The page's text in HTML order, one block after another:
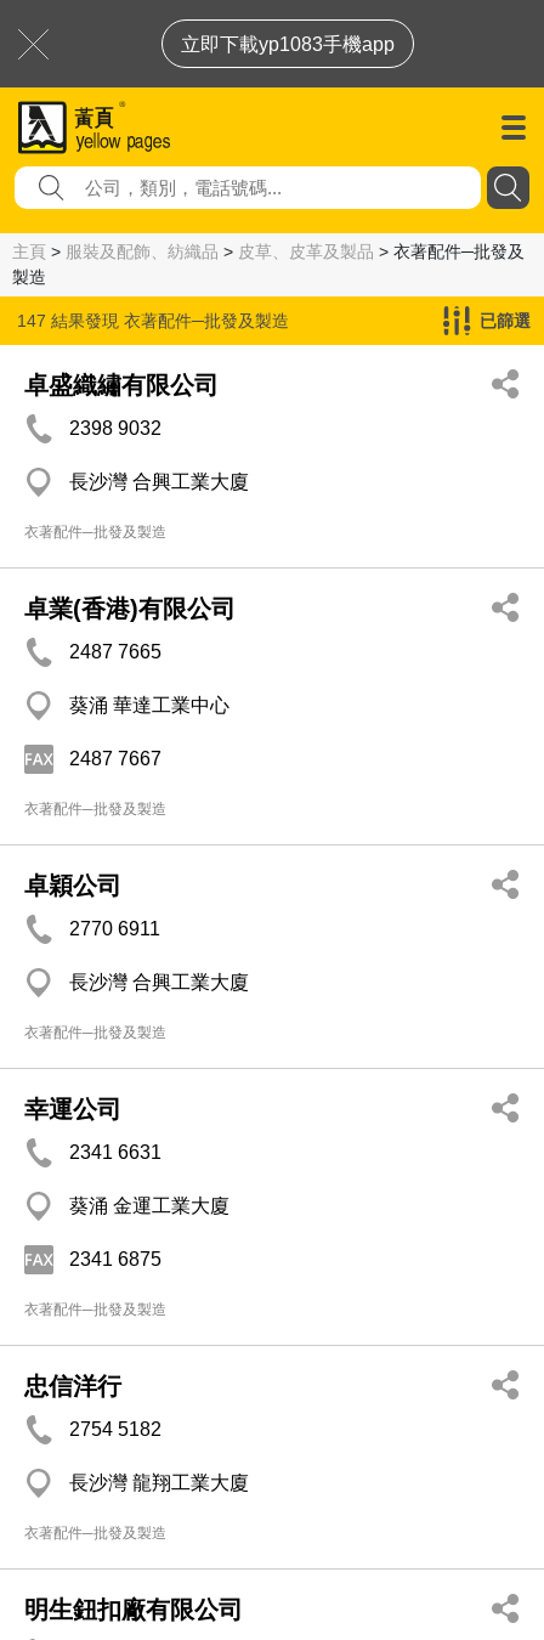
立即下載yp1083手機app
主頁 > 服裝及配飾、紡織品 > 皮草、皮革及製品 > 衣著配件─批發及
製造
147 結果發現 衣著配件─批發及製造 已篩選
卓盛織繡有限公司
2398 9032
長沙灣 合興工業大廈
衣著配件─批發及製造
卓業(香港)有限公司
2487 7665
葵涌 華達工業中心
2487 7667
衣著配件─批發及製造
卓穎公司
2770 6911
長沙灣 合興工業大廈
衣著配件─批發及製造
幸運公司
2341 6631
葵涌 金運工業大廈
2341 6875
衣著配件─批發及製造
忠信洋行
2754 5182
長沙灣 龍翔工業大廈
衣著配件─批發及製造
明生鈕扣廠有限公司